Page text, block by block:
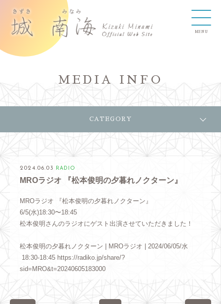
MEDIA INFO
CATEGORY
2024.06.03 RADIO
MROラジオ 『松本俊明の夕暮れノクターン』
MROラジオ 『松本俊明の夕暮れノクターン』
6/5(水)18:30〜18:45
松本俊明さんのラジオにゲスト出演させていただきました！
松本俊明の夕暮れノクターン | MROラジオ | 2024/06/05/水
18:30-18:45 https://radiko.jp/share/?
sid=MRO&t=20240605183000